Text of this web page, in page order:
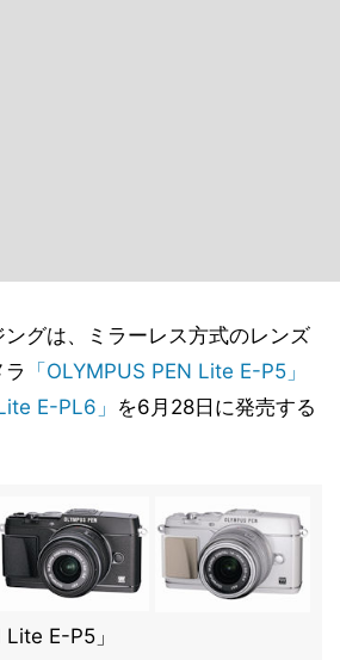
グは、ミラーレス方式のレンズ
「OLYMPUS PEN Lite E-P5」
E-PL6」 を6月28日に発売する
Lite E-P5」